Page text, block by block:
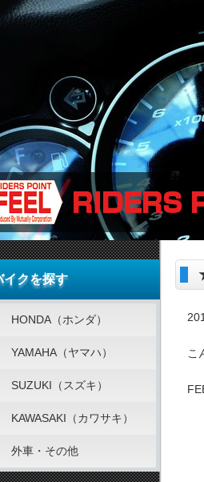
こ
イクを探す
HONDA（ホンダ）
YAMAHA（ヤマハ）
SUZUKI（スズキ）
KAWASAKI（カワサキ）
外車・その他